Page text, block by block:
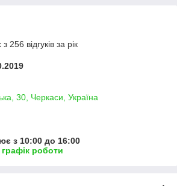
256 відгуків за рік
30, Черкаси, Україна
з 10:00 до 16:00
роботи